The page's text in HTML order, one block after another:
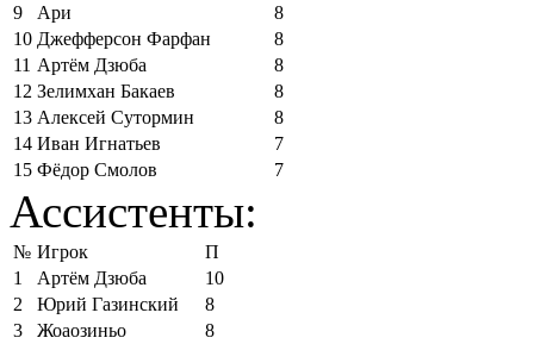
9
Ари
8
10 Джефферсон Фарфан
8
11 Артём Дзюба
8
12 Зелимхан Бакаев
8
13 Алексей Сутормин
8
14 Иван Игнатьев
7
15 Фёдор Смолов 7
Ассистенты:
№ Игрок
П
1
Артём Дзюба
10
2
Юрий Газинский
8
3
Жоаозиньо
8